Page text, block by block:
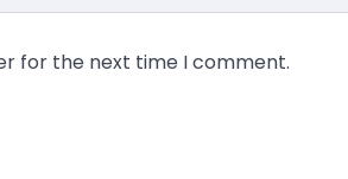
for the next time I comment.